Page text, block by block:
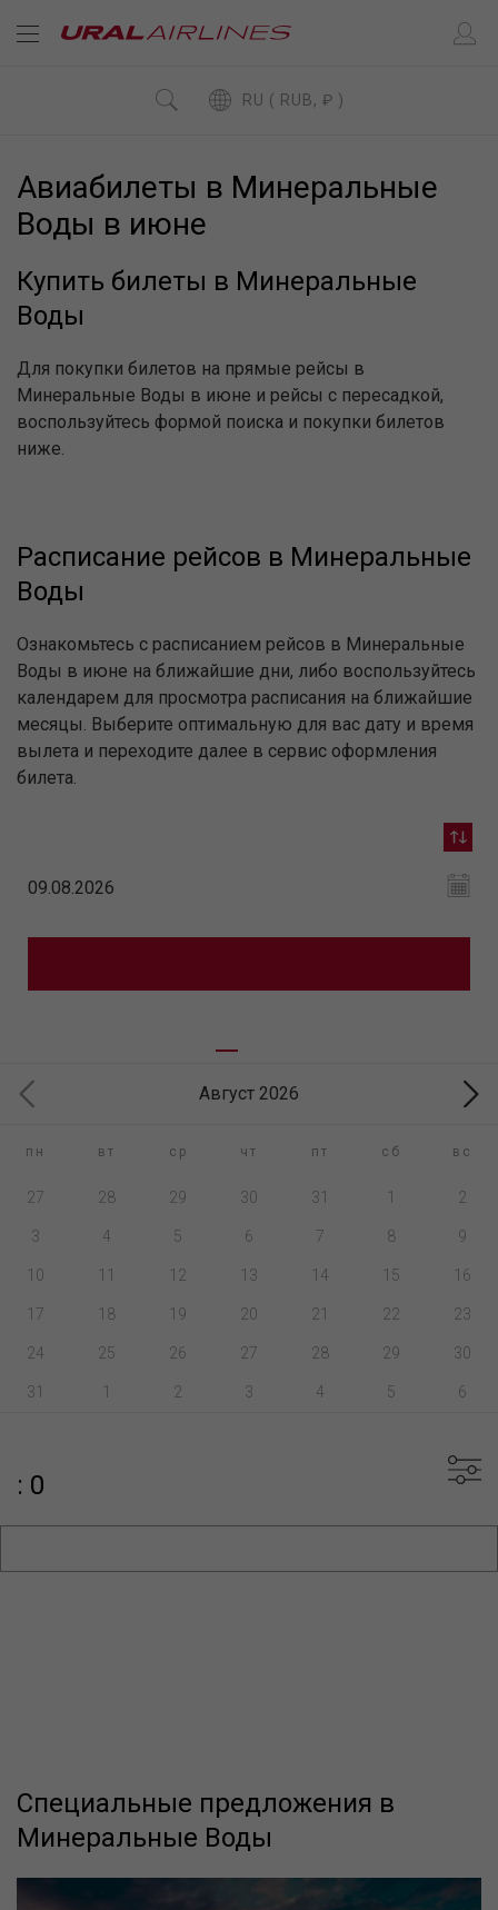
RU ( RUB, ₽ )
Авиабилеты в Минеральные
Воды в июне
Купить билеты в Минеральные
Воды
Для покупки билетов на прямые рейсы в
Минеральные Воды в июне и рейсы с пересадкой,
воспользуйтесь формой поиска и покупки билетов
ниже.
Расписание рейсов в Минеральные
Воды
Ознакомьтесь с расписанием рейсов в Минеральные
Воды в июне на ближайшие дни, либо воспользуйтесь
календарем для просмотра расписания на ближайшие
месяцы. Выберите оптимальную для вас дату и время
вылета и переходите далее в сервис оформления
билета.
Август 2026
пн вт ср чт пт сб вс
27 28 29 30 31 1 2
3 4 5 6 7 8 9
10 11 12 13 14 15 16
17 18 19 20 21 22 23
24 25 26 27 28 29 30
31 1 2 3 4 5 6
: 0
Специальные предложения в
Минеральные Воды